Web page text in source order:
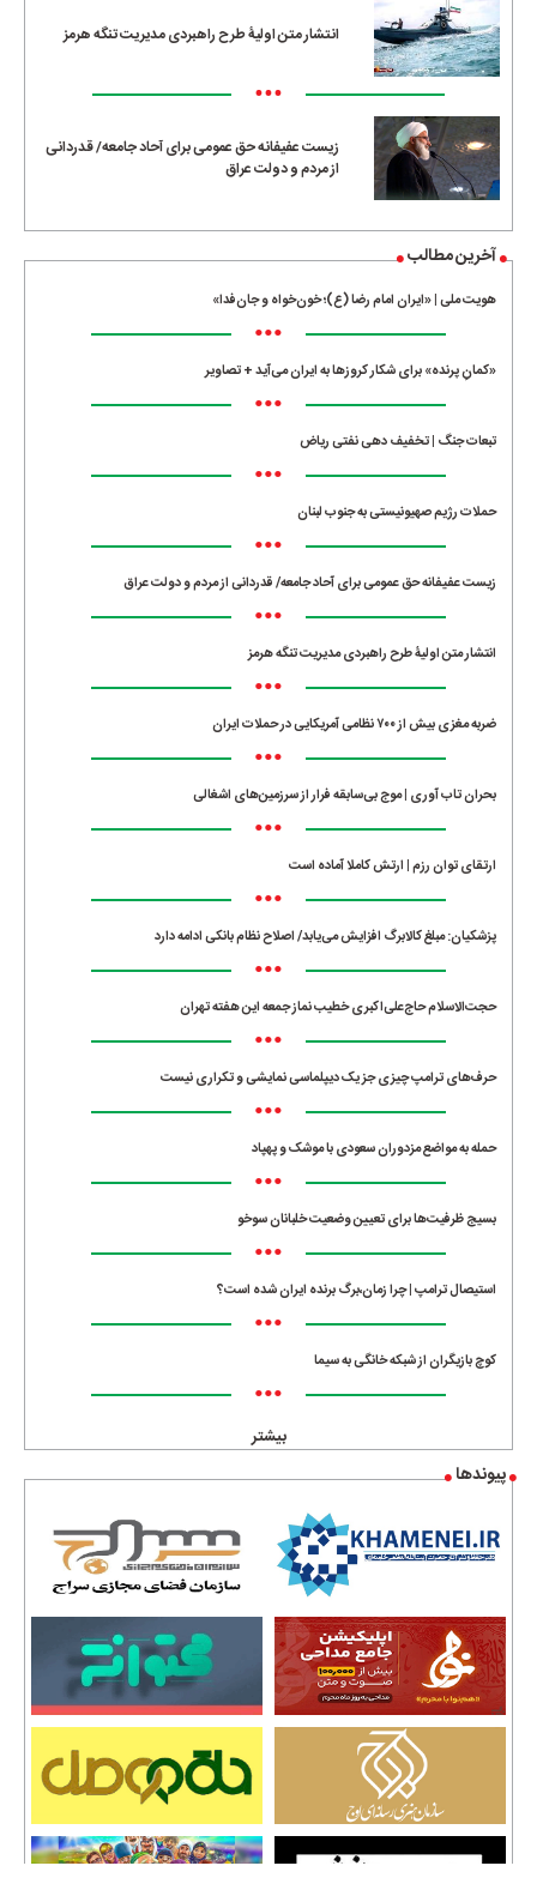
انتشار متن اولیۀ طرح راهبردی مدیریت تنگه هرمز
•••
زیست عفیفانه حق عمومی برای آحاد جامعه/ قدردانی
از مردم و دولت عراق
آخرین مطالب
هویت ملی | «ایران امام رضا (ع)؛ خون‌خواه و جان‌فدا»
•••
«کمانِ پرنده» برای شکار کروزها به ایران می‌آید + تصاویر
•••
تبعات جنگ | تخفیف دهی نفتی ریاض
•••
حملات رژیم صهیونیستی به جنوب لبنان
•••
زیست عفیفانه حق عمومی برای آحاد جامعه/ قدردانی از مردم و دولت عراق
•••
انتشار متن اولیۀ طرح راهبردی مدیریت تنگه هرمز
•••
ضربه مغزی بیش از ۷۰۰ نظامی آمریکایی در حملات ایران
•••
بحران تاب آوری | موج بی‌سابقه فرار از سرزمین‌های اشغالی
•••
ارتقای توان رزم | ارتش کاملا آماده است
•••
پزشکیان: مبلغ کالابرگ افزایش می‌یابد/ اصلاح نظام بانکی ادامه دارد
•••
حجت‌الاسلام حاج‌علی‌اکبری خطیب نماز جمعه این هفته تهران
•••
حرف‌های ترامپ چیزی جز یک دیپلماسی نمایشی و تکراری نیست
•••
حمله به مواضع مزدوران سعودی با موشک و پهپاد
•••
بسیج ظرفیت‌ها برای تعیین وضعیت خلبانان سوخو
•••
استیصال ترامپ | چرا زمان،برگ برنده ایران شده است؟
•••
کوچ بازیگران از شبکه خانگی به سیما
•••
بیشتر
پیوندها